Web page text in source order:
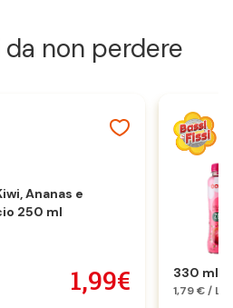
non perdere
Ananas e
250 ml
1,99€ 330 ml
1,79 € / L